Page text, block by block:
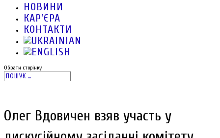
НОВИНИ
КАР’ЄРА
КОНТАКТИ
Обрати сторінку
Олег Вдовичен взяв участь у